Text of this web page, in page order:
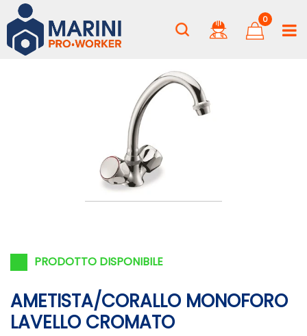
0
PRODOTTO DISPONIBILE
AMETISTA/CORALLO MONOFORO
LAVELLO CROMATO